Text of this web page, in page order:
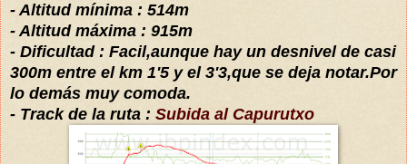
- Altitud mínima : 514m
- Altitud máxima : 915m
- Dificultad : Facil,aunque hay un desnivel de casi
300m entre el km 1'5 y el 3'3,que se deja notar.Por
lo demás muy comoda.
- Track de la ruta : Subida al Capurutxo